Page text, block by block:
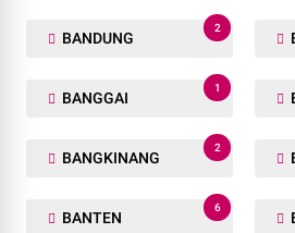
6
ASPAL GORENG
1
BABEL
1
1